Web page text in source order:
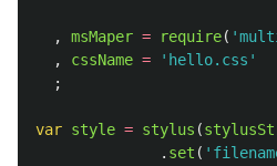
, msMaper = require( '
,
cssName = ' hello.css '
;
var style = stylus (
. set ( '